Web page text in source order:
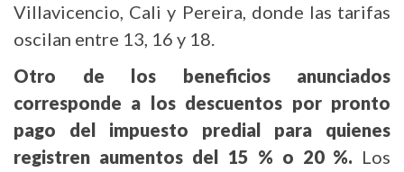
Villavicencio, Cali y Pereira, donde las tarifas
oscilan entre 13, 16 y 18.
Otro de los beneficios anunciados
corresponde a los descuentos por pronto
pago del impuesto predial para quienes
registren aumentos del 15 % o 20 %. Los